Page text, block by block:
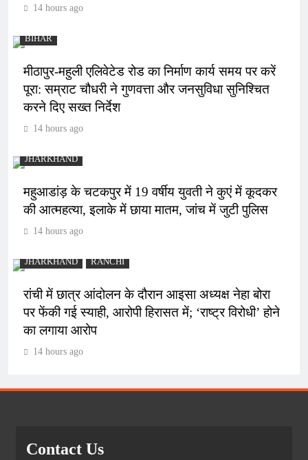
14 hours ago
BIHAR
मीठापुर-महुली एलिवेटेड रोड का निर्माण कार्य समय पर करें
पूरा: सम्राट चौधरी ने गुणवत्ता और जनसुविधा सुनिश्चित
करने दिए सख्त निर्देश
14 hours ago
JHARKHAND
महुआडांड़ के चटकपुर में 19 वर्षीय युवती ने कुएं में कूदकर
की आत्महत्या, इलाके में छाया मातम, जांच में जुटी पुलिस
14 hours ago
JHARKHAND RANCHI
रांची में छात्र आंदोलन के दौरान आइसा अध्यक्ष नेहा बोरा
पर फेंकी गई स्याही, आरोपी हिरासत में; ‘राष्ट्र विरोधी’ होने
का लगाया आरोप
14 hours ago
Contact Us